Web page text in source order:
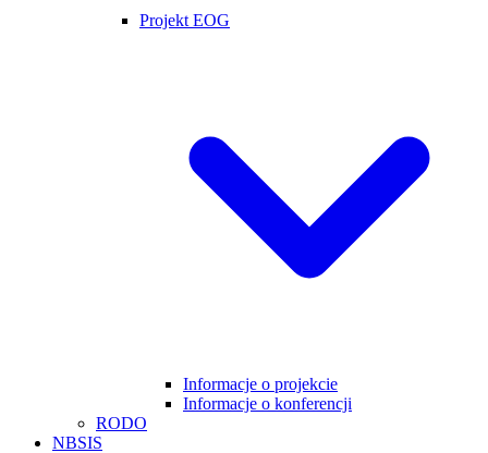
Projekt EOG
Informacje o projekcie
Informacje o konferencji
RODO
NBSIS